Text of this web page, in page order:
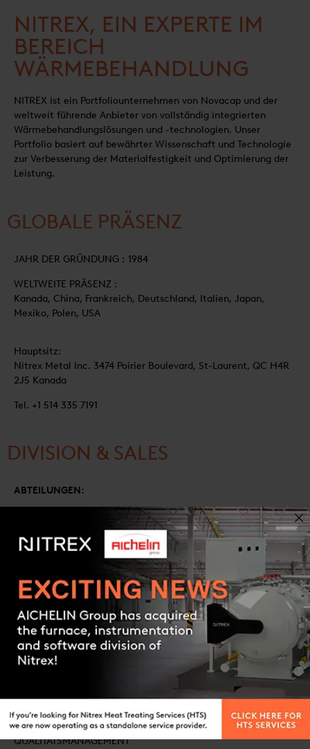
NITREX, EIN EXPERTE IM
BEREICH
WÄRMEBEHANDLUNG
NITREX ist ein Portfoliounternehmen von Novacap und der
weltweit führende Anbieter von vollständig integrierten
Wärmebehandlungslösungen und -technologien. Unser
Portfolio basiert auf bewährter Wissenschaft und Technologie
zur Verbesserung der Materialfestigkeit und Optimierung der
Leistung.
GLOBALE PRÄSENZ
JAHR DER GRÜNDUNG : 1984
WELTWEITE PRÄSENZ :
Kanada, China, Frankreich, Deutschland, Italien, Japan,
Mexiko, Polen, USA
Hauptsitz:
Nitrex Metal Inc. 3474 Poirier Boulevard, St-Laurent, QC H4R
2J5 Kanada
Tel. +1 514 335 7191
ABTEILUNGEN:
Nitrex NTS (Turnkey Systems) – Kanada, China, Polen, USA
Nitrex HTS (Heat Treat
Services) – Kanada, China, Italien, Mexiko, Polen, USA UPC-
Marathon – Kanada, China, Frankreich,
Deutschland, Polen, USA SALES OFFICES : Kanada, China,
Frankreich, Deutschland, Italien, Japan, Mexiko,
Polen, USA AFTERMARKET OFFICES : Kanada, China,
Deutschland, Frankreich, Polen, USA
PRODUKTIONSSTÄTTEN : China, Polen, USA
Kontaktieren Sie uns
DIVISION & SALES
QUALITÄTSMANAGEMENT
QUALITÄTSMANAGEMENT
Contact us